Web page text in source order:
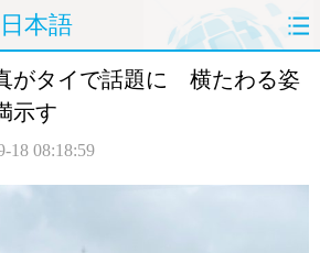
本語
政治 経済
がタイで話題に 横たわる姿
示す
18 08:18:59